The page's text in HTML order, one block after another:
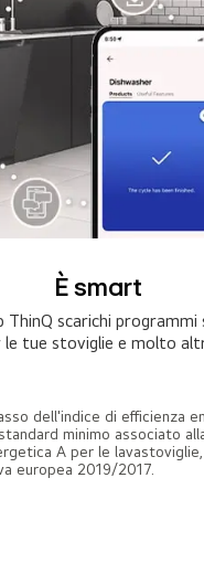
È smart
ThinQ scarichi programmi
le tue stoviglie e molto
dell'indice di efficienza
minimo associato
A per le
europea 2019/2017.